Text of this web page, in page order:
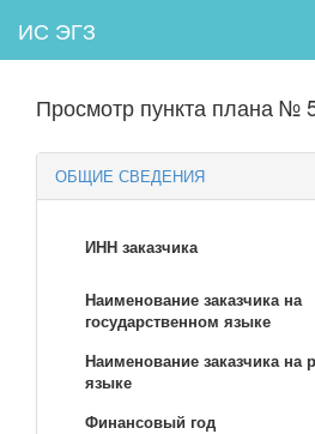
ИС ЭГЗ
Просмотр пункта плана №
ОБЩИЕ СВЕДЕНИЯ
ИНН заказчика
Наименование заказчика на
государственном языке
Наименование заказчика на
языке
Финансовый год